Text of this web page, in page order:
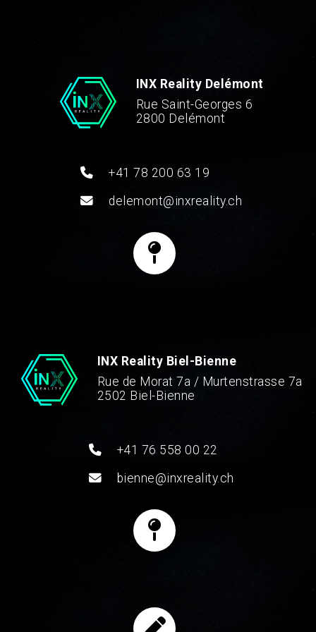
INX Reality Delémont
Rue Saint-Georges 6
2800 Delémont
+41 78 200 63 19
delemont@inxreality.ch
INX Reality Biel-Bienne
Rue de Morat 7a / Murtenstrasse 7a
2502 Biel-Bienne
+41 76 558 00 22
bienne@inxreality.ch